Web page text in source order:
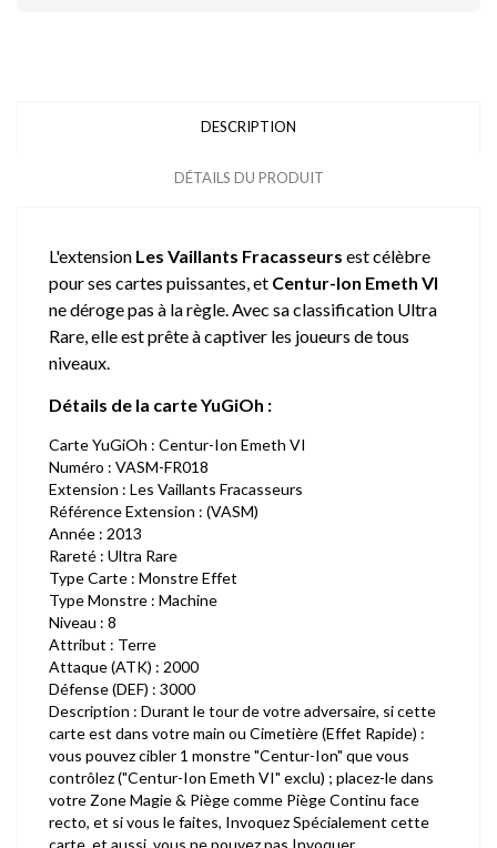
DESCRIPTION
DÉTAILS DU PRODUIT
L'extension Les Vaillants Fracasseurs est célèbre
pour ses cartes puissantes, et Centur-Ion Emeth VI
ne déroge pas à la règle. Avec sa classification Ultra
Rare, elle est prête à captiver les joueurs de tous
niveaux.
Détails de la carte YuGiOh :
Carte YuGiOh : Centur-Ion Emeth VI
Numéro : VASM-FR018
Extension : Les Vaillants Fracasseurs
Référence Extension : (VASM)
Année : 2013
Rareté : Ultra Rare
Type Carte : Monstre Effet
Type Monstre : Machine
Niveau : 8
Attribut : Terre
Attaque (ATK) : 2000
Défense (DEF) : 3000
Description : Durant le tour de votre adversaire, si cette
carte est dans votre main ou Cimetière (Effet Rapide) :
vous pouvez cibler 1 monstre "Centur-Ion" que vous
contrôlez ("Centur-Ion Emeth VI" exclu) ; placez-le dans
votre Zone Magie & Piège comme Piège Continu face
recto, et si vous le faites, Invoquez Spécialement cette
carte, et aussi, vous ne pouvez pas Invoquer